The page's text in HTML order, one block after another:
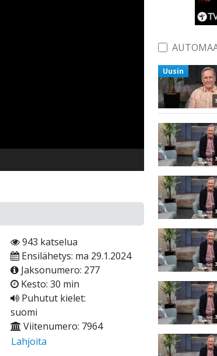
943 katselua
Ensilähetys: ma 29.1.2024
Jaksonumero: 277
Kesto: 30 min
Puhutut kielet:
suomi
Viitenumero: 7964
Lahjoita
Uusin